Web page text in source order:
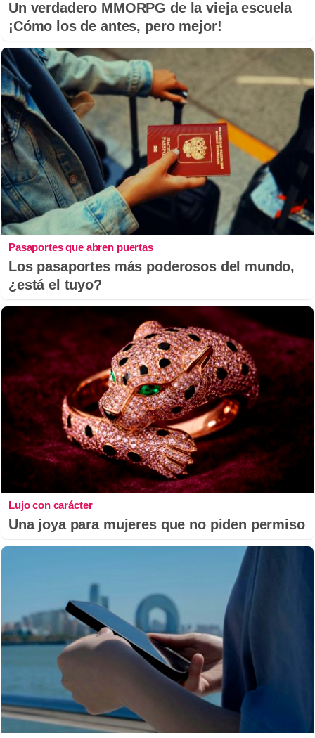
Un verdadero MMORPG de la vieja escuela
¡Cómo los de antes, pero mejor!
Pasaportes que abren puertas
Los pasaportes más poderosos del mundo,
¿está el tuyo?
Lujo con carácter
Una joya para mujeres que no piden permiso